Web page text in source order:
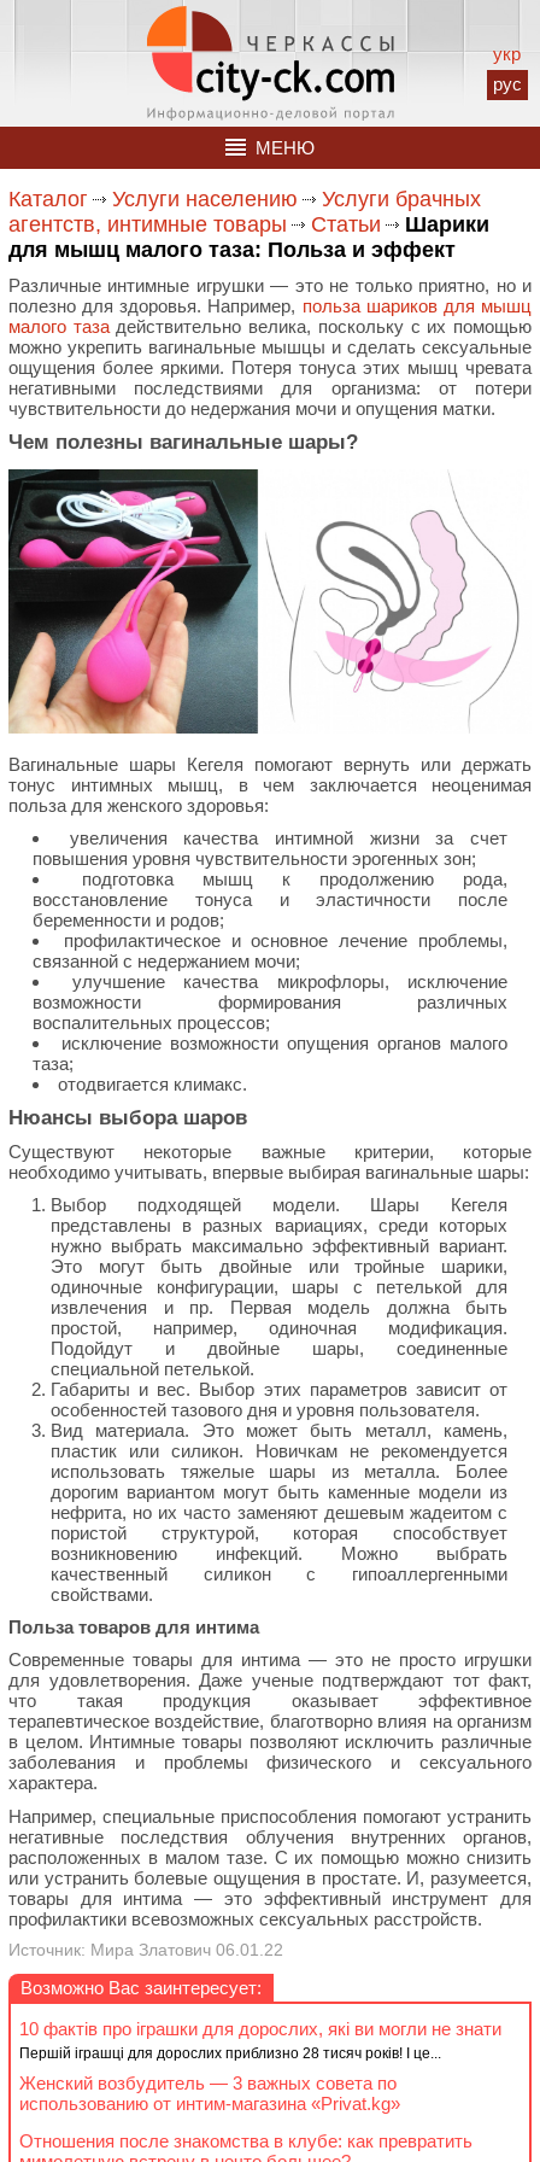
укр
рус
МЕНЮ
Каталог Услуги населению
Услуги брачных
агентств, интимные товары
Статьи
Шарики
для мышц малого таза: Польза и эффект
Различные интимные игрушки — это не только приятно, но и
полезно для здоровья. Например, польза шариков для мышц
малого тазадействительно велика, поскольку с их помощью
можно укрепить вагинальные мышцы и сделать сексуальные
ощущения более яркими. Потеря тонуса этих мышц чревата
негативными последствиями для организма: от потери
чувствительности до недержания мочи и опущения матки.
Чем полезны вагинальные шары?
Вагинальные шары Кегеля помогают вернуть или держать
тонус интимных мышц, в чем заключается неоценимая
польза для женского здоровья:
увеличения качества интимной жизни за счет
повышения уровня чувствительности эрогенных зон;
подготовка мышц к продолжению рода,
восстановление тонуса и эластичности после
беременности и родов;
профилактическое и основное лечение проблемы,
связанной с недержанием мочи;
улучшение качества микрофлоры, исключение
возможности формирования различных
воспалительных процессов;
исключение возможности опущения органов малого
таза;
отодвигается климакс.
Нюансы выбора шаров
Существуют некоторые важные критерии, которые
необходимо учитывать, впервые выбирая вагинальные шары:
Выбор подходящей модели. Шары Кегеля
представлены в разных вариациях, среди которых
нужно выбрать максимально эффективный вариант.
Это могут быть двойные или тройные шарики,
одиночные конфигурации, шары с петелькой для
извлечения и пр. Первая модель должна быть
простой, например, одиночная модификация.
Подойдут и двойные шары, соединенные
специальной петелькой.
Габариты и вес. Выбор этих параметров зависит от
особенностей тазового дня и уровня пользователя.
Вид материала. Это может быть металл, камень,
пластик или силикон. Новичкам не рекомендуется
использовать тяжелые шары из металла. Более
дорогим вариантом могут быть каменные модели из
нефрита, но их часто заменяют дешевым жадеитом с
пористой структурой, которая способствует
возникновению инфекций. Можно выбрать
качественный силикон с гипоаллергенными
свойствами.
Польза товаров для интима
Современные товары для интима — это не просто игрушки
для удовлетворения. Даже ученые подтверждают тот факт,
что такая продукция оказывает эффективное
терапевтическое воздействие, благотворно влияя на организм
в целом. Интимные товары позволяют исключить различные
заболевания и проблемы физического и сексуального
характера.
Например, специальные приспособления помогают устранить
негативные последствия облучения внутренних органов,
расположенных в малом тазе. С их помощью можно снизить
или устранить болевые ощущения в простате. И, разумеется,
товары для интима — это эффективный инструмент для
профилактики всевозможных сексуальных расстройств.
Источник: Мира Златович 06.01.22
Возможно Вас заинтересует:
10 фактів про іграшки для дорослих, які ви могли не знати
Першій іграшці для дорослих приблизно 28 тисяч років! І це...
Женский возбудитель — 3 важных совета по
использованию от интим-магазина «Privat.kg»
Отношения после знакомства в клубе: как превратить